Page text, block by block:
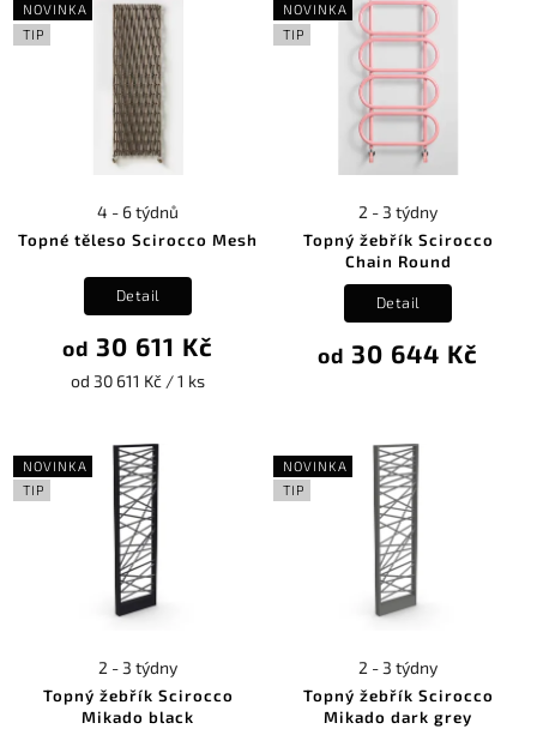
NOVINKA
TIP
Topné těleso Scirocco Mesh
4 - 6 týdnů
od 30 611 Kč
od 30 611 Kč / 1 ks
Detail
NOVINKA
TIP
Topný žebřík Scirocco
Chain Round
2 - 3 týdny
od 30 644 Kč
Detail
NOVINKA
TIP
Topný žebřík Scirocco
Mikado black
2 - 3 týdny
NOVINKA
TIP
Topný žebřík Scirocco
Mikado dark grey
2 - 3 týdny